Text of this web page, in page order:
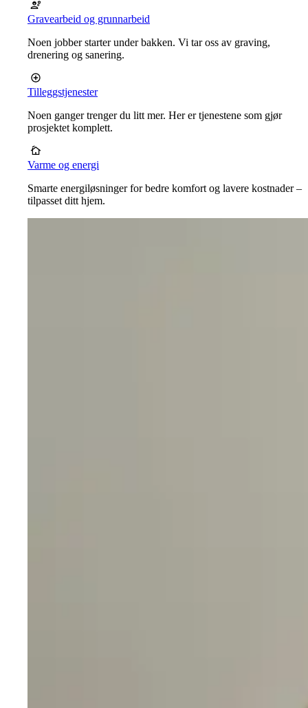
Gravearbeid og grunnarbeid
Noen jobber starter under bakken. Vi tar oss av graving,
drenering og sanering.
Tilleggstjenester
Noen ganger trenger du litt mer. Her er tjenestene som gjør
prosjektet komplett.
Varme og energi
Smarte energiløsninger for bedre komfort og lavere kostnader –
tilpasset ditt hjem.